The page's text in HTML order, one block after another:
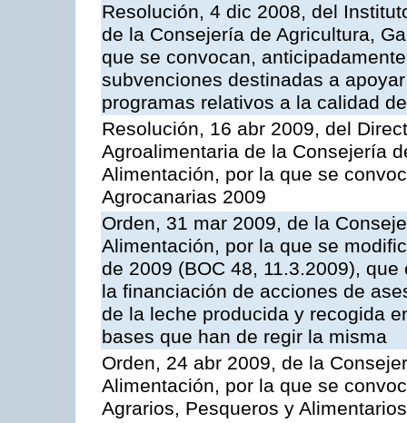
Resolución, 4 dic 2008, del
de la Consejería de Agricultura,
que se convocan,
subvenciones destinadas a
programas relativos a la calidad
Resolución, 16 abr 2009, del
Agroalimentaria de la Consejería
Alimentación, por la que se
Agrocanarias 2009
Orden, 31 mar 2009, de la
Alimentación, por la que se
de 2009 (BOC 48, 11.3.2009),
la financiación de acciones de
de la leche producida y recogida
bases que han de regir la misma
Orden, 24 abr 2009, de la
Alimentación, por la que se
Agrarios, Pesqueros y